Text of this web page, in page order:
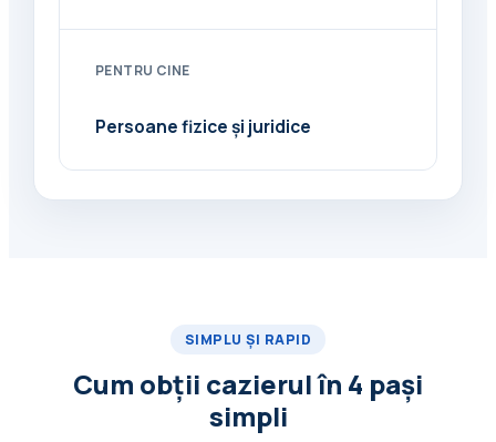
PENTRU CINE
Persoane fizice și juridice
SIMPLU ȘI RAPID
Cum obții cazierul în 4 pași
simpli